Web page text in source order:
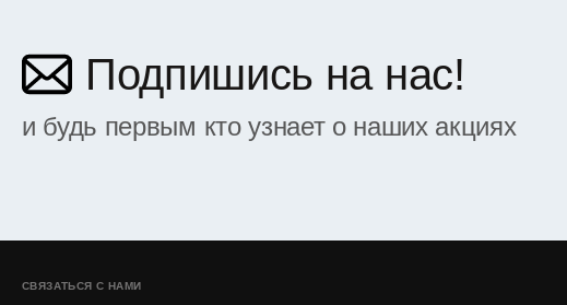
Подпишись на нас!
и будь первым кто узнает о наших акциях
СВЯЗАТЬСЯ С НАМИ